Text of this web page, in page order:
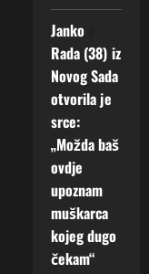
Janko
Rada (38) iz
Novog Sada
otvorila je
srce:
„Možda baš
ovdje
upoznam
muškarca
kojeg dugo
čekam“